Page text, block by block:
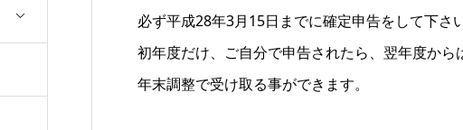
必ず平成28年3月15日までに確定申告をして下さい
初年度だけ、ご自分で申告されたら、翌年度か
年末調整で受け取る事ができます。